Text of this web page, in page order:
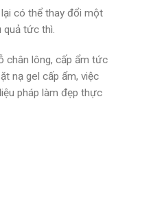
có thể thay đổi một
quả tức thì.
chân lông, cấp ẩm tức
nạ gel cấp ẩm, việc
pháp làm đẹp thực